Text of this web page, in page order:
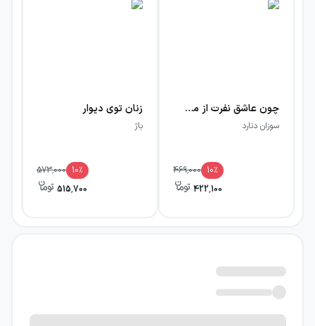
چون عاشق نفرت از منی
سوزان دنارد
469,000 10٪
422,100
زنان توی دیوار
باژ
573,000 10٪
515,700